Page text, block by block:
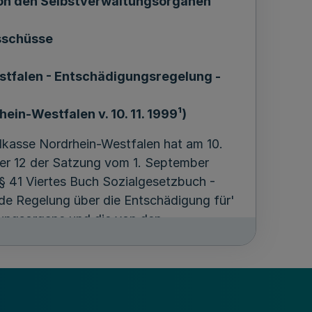
- Entschädigungsregelung -
Westfalen v. 10. 11. 1999¹)
Nordrhein-Westfalen hat am 10.
12 der Satzung vom 1. September
41 Viertes Buch Sozialgesetzbuch -
Regelung über die Entschädigung für'
und die von den